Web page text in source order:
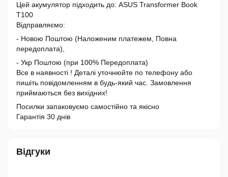
Цей акумулятор підходить до: ASUS Transformer Book
T100
Відправляємо:
- Новою Поштою (Наложеним платежем, Повна
передоплата),
- Укр Поштою (при 100% Передоплата)
Все в наявності ! Деталі уточнюйте по телефону або
пишіть повідомленням в будь-який час. Замовлення
приймаються без вихідних!
Посилки запаковуємо самостійно та якісно
Гарантія 30 днів
Відгуки